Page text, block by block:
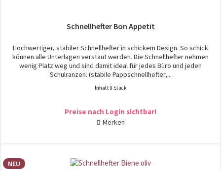
Schnellhefter Bon Appetit
Hochwertiger, stabiler Schnellhefter in schickem Design. So schick
können alle Unterlagen verstaut werden. Die Schnellhefter nehmen
wenig Platz weg und sind damit ideal für jedes Büro und jeden
Schulranzen. (stabile Pappschnellhefter,...
Inhalt 8 Stück
Preise nach Login sichtbar!
Merken
NEU